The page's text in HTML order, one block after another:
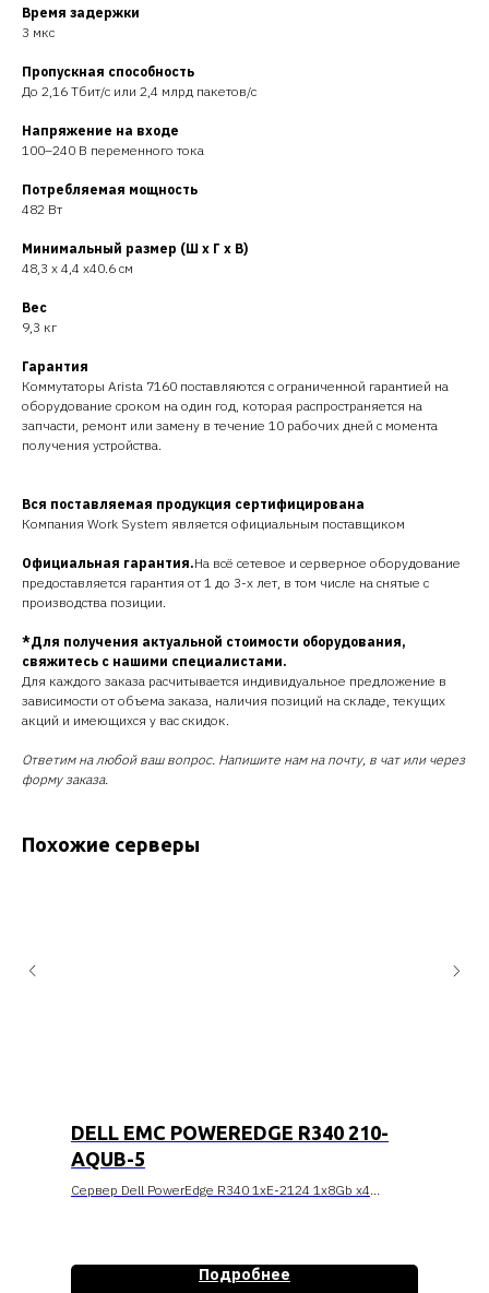
Время задержки
3 мкс
Пропускная способность
До 2,16 Тбит/с или 2,4 млрд пакетов/с
Напряжение на входе
100–240 В переменного тока
Потребляемая мощность
482 Вт
Минимальный размер (Ш x Г x В)
48,3 x 4,4 x40.6 см
Вес
9,3 кг
Гарантия
Коммутаторы Arista 7160 поставляются с ограниченной гарантией на
оборудование сроком на один год, которая распространяется на
запчасти, ремонт или замену в течение 10 рабочих дней с момента
получения устройства.
Вся поставляемая продукция сертифицирована
Компания Work System является официальным поставщиком
Официальная гарантия.На всё сетевое и серверное оборудование
предоставляется гарантия от 1 до 3-х лет, в том числе на снятые с
производства позиции.
*Для получения актуальной стоимости оборудования,
свяжитесь с нашими специалистами.
Для каждого заказа расчитывается индивидуальное предложение в
зависимости от объема заказа, наличия позиций на складе, текущих
акций и имеющихся у вас скидок.
Ответим на любой ваш вопрос. Напишите нам на почту, в чат или через
форму заказа.
Похожие серверы
DELL EMC POWEREDGE R340 210-
AQUB-5
Сервер Dell PowerEdge R340 1xE-2124 1x8Gb x4
Стоимость уточняйтеПодробнее